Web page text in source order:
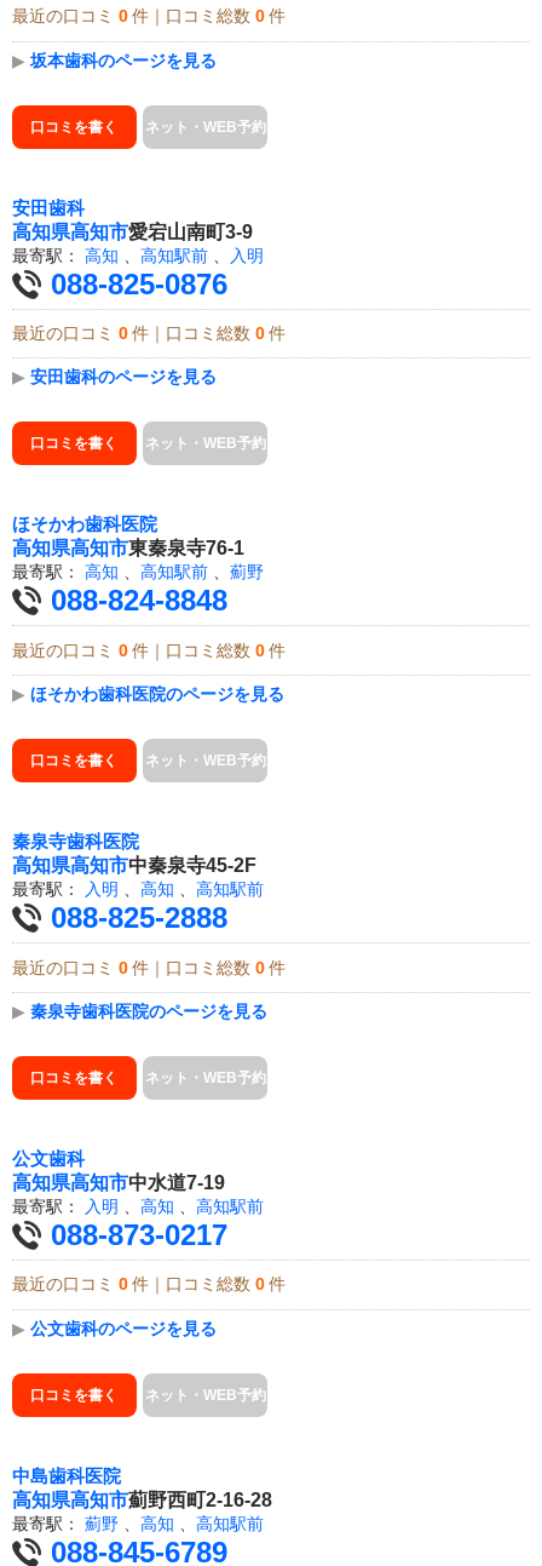
最近の口コミ 0 件｜口コミ総数 0 件
▶ 坂本歯科のページを見る
口コミを書く ネット・WEB予約
安田歯科
高知県高知市愛宕山南町3-9
最寄駅： 高知 高知駅前 入明
088-825-0876
最近の口コミ 0 件｜口コミ総数 0 件
▶ 安田歯科のページを見る
口コミを書く ネット・WEB予約
ほそかわ歯科医院
高知県高知市東秦泉寺76-1
最寄駅： 高知 、 高知駅前 、 薊野
088-824-8848
最近の口コミ 0 件｜口コミ総数 0 件
▶ ほそかわ歯科医院のページを見る
口コミを書く ネット・WEB予約
秦泉寺歯科医院
高知県高知市中秦泉寺45-2F
最寄駅： 入明 高知 高知駅前
088-825-2888
最近の口コミ 0 件｜口コミ総数 0 件
▶ 秦泉寺歯科医院のページを見る
口コミを書く ネット・WEB予約
公文歯科
高知県高知市中水道7-19
最寄駅： 入明 高知 高知駅前
088-873-0217
最近の口コミ 0 件｜口コミ総数 0 件
▶ 公文歯科のページを見る
口コミを書く ネット・WEB予約
中島歯科医院
高知県高知市薊野西町2-16-28
最寄駅： 薊野 高知 高知駅前
088-845-6789